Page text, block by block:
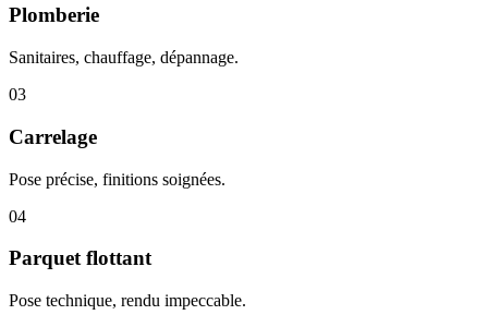
Plomberie
Sanitaires, chauffage, dépannage.
03
Carrelage
Pose précise, finitions soignées.
04
Parquet flottant
Pose technique, rendu impeccable.